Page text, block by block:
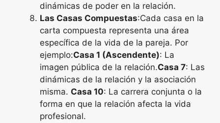
dinámicas de poder en la relación.
Las Casas Compuestas:Cada casa en la
carta compuesta representa una área
específica de la vida de la pareja. Por
ejemplo:Casa 1 (Ascendente): La
imagen pública de la relación.Casa 7: Las
dinámicas de la relación y la asociación
misma. Casa 10: La carrera conjunta o la
forma en que la relación afecta la vida
profesional.